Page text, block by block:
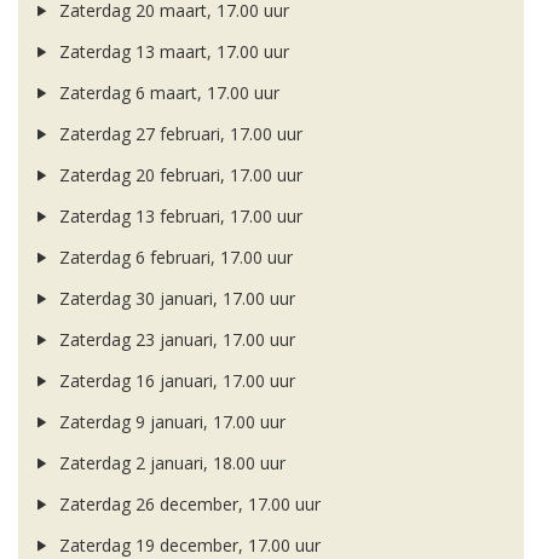
Zaterdag 20 maart, 17.00 uur
Zaterdag 13 maart, 17.00 uur
Zaterdag 6 maart, 17.00 uur
Zaterdag 27 februari, 17.00 uur
Zaterdag 20 februari, 17.00 uur
Zaterdag 13 februari, 17.00 uur
Zaterdag 6 februari, 17.00 uur
Zaterdag 30 januari, 17.00 uur
Zaterdag 23 januari, 17.00 uur
Zaterdag 16 januari, 17.00 uur
Zaterdag 9 januari, 17.00 uur
Zaterdag 2 januari, 18.00 uur
Zaterdag 26 december, 17.00 uur
Zaterdag 19 december, 17.00 uur